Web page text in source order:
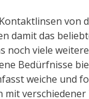
von
damit das
noch viele
Bedürfnisse
weiche und
mit